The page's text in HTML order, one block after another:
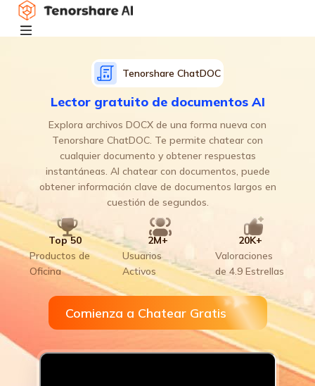
Tenorshare ChatDOC
Lector gratuito de documentos AI
Explora archivos DOCX de una forma nueva con
Tenorshare ChatDOC. Te permite chatear con
cualquier documento y obtener respuestas
instantáneas. Al chatear con documentos, puede
obtener información clave de documentos largos en
cuestión de segundos.
Top 50
Productos de
Oficina
2M+
Usuarios
Activos
20K+
Valoraciones
de 4.9 Estrellas
Comienza a Chatear Gratis